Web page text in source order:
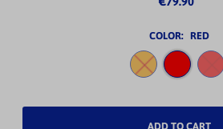
COLOR: RED